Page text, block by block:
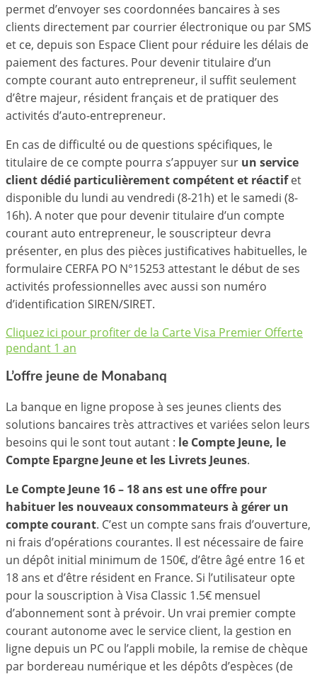
permet d’envoyer ses coordonnées bancaires à ses
clients directement par courrier électronique ou par SMS
et ce, depuis son Espace Client pour réduire les délais de
paiement des factures. Pour devenir titulaire d’un
compte courant auto entrepreneur, il suffit seulement
d’être majeur, résident français et de pratiquer des
activités d’auto-entrepreneur.
En cas de difficulté ou de questions spécifiques, le
titulaire de ce compte pourra s’appuyer sur un service
client dédié particulièrement compétent et réactifet
disponible du lundi au vendredi (8-21h) et le samedi (8-
16h). A noter que pour devenir titulaire d’un compte
courant auto entrepreneur, le souscripteur devra
présenter, en plus des pièces justificatives habituelles, le
formulaire CERFA PO N°15253 attestant le début de ses
activités professionnelles avec aussi son numéro
d’identification SIREN/SIRET.
Cliquez ici pour profiter de la Carte Visa Premier Offerte
pendant 1 an
L’offre jeune de Monabanq
La banque en ligne propose à ses jeunes clients des
solutions bancaires très attractives et variées selon leurs
besoins qui le sont tout autant : le Compte Jeune, le
Compte Epargne Jeune et les Livrets Jeunes.
Le Compte Jeune 16 – 18 ans est une offre pour
habituer les nouveaux consommateurs à gérer un
compte courant. C’est un compte sans frais d’ouverture,
ni frais d’opérations courantes. Il est nécessaire de faire
un dépôt initial minimum de 150€, d’être âgé entre 16 et
18 ans et d’être résident en France. Si l’utilisateur opte
pour la souscription à Visa Classic 1.5€ mensuel
d’abonnement sont à prévoir. Un vrai premier compte
courant autonome avec le service client, la gestion en
ligne depuis un PC ou l’appli mobile, la remise de chèque
par bordereau numérique et les dépôts d’espèces (de